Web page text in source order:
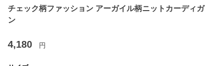
チェック柄ファッション アーガイル柄ニットカーディガ
ン
4,180 円